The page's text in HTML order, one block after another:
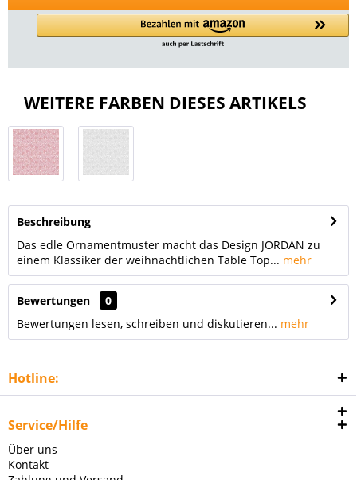
WEITERE FARBEN DIESES ARTIKELS
Beschreibung
Das edle Ornamentmuster macht das Design JORDAN zu
einem Klassiker der weihnachtlichen Table Top... mehr
Bewertungen
0
Bewertungen lesen, schreiben und diskutieren... mehr
Hotline:
Service/Hilfe
Über uns
Kontakt